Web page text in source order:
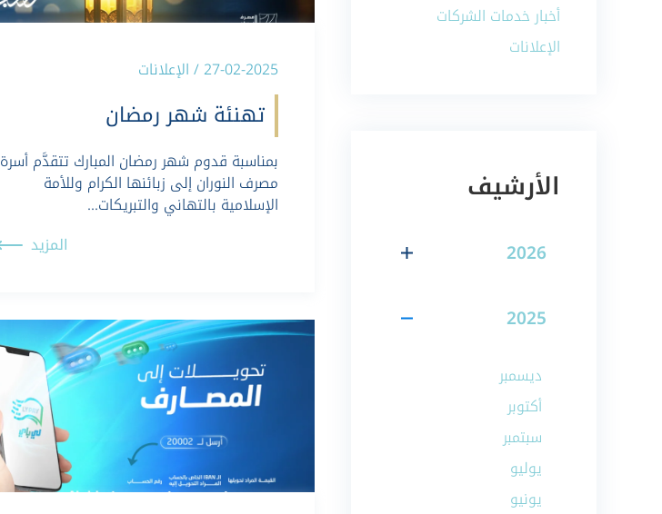
27-02-2025 / الإعلانات
تهنئة شهر رمضان
بمناسبة قدوم شهر رمضان المبارك تتقدَّم أسرة
مصرف النوران إلى زبائنها الكرام وللأمة
الإسلامية بالتهاني والتبريكات…
المزيد
أخبار خدمات الشركات
الإعلانات
الأرشيف
2026
2025
ديسمبر
أكتوبر
سبتمبر
يوليو
يونيو